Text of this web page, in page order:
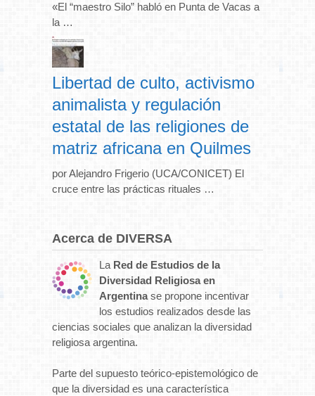
«El “maestro Silo” habló en Punta de Vacas a
la …
Libertad de culto, activismo
animalista y regulación
estatal de las religiones de
matriz africana en Quilmes
por Alejandro Frigerio (UCA/CONICET) El
cruce entre las prácticas rituales …
Acerca de DIVERSA
La Red de Estudios de la
Diversidad Religiosa en
Argentinase propone incentivar
los estudios realizados desde las
ciencias sociales que analizan la diversidad
religiosa argentina.
Parte del supuesto teórico-epistemológico de
que la diversidad es una característica